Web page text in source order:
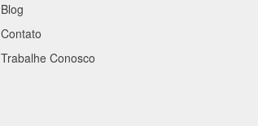
Blog
Contato
Trabalhe Conosco